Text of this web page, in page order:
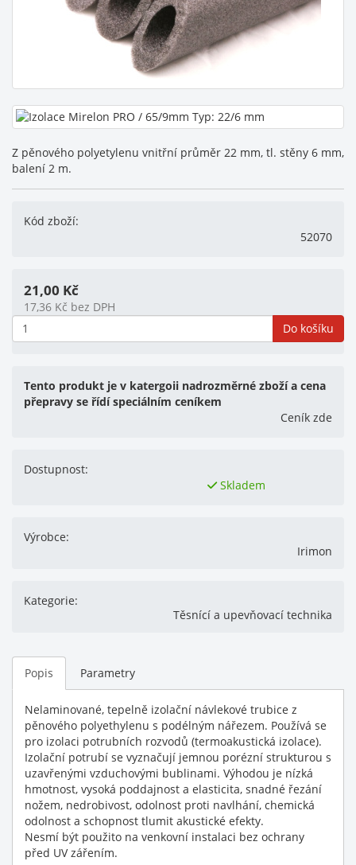
Z pěnového polyetylenu vnitřní průměr 22 mm, tl. stěny 6 mm,
balení 2 m.
Kód zboží:
52070
21,00 Kč
17,36 Kč bez DPH
Do košíku
Tento produkt je v katergoii nadrozměrné zboží a cena
přepravy se řídí speciálním ceníkem
Ceník zde
Dostupnost:
Skladem
Výrobce:
Irimon
Kategorie:
Těsnící a upevňovací technika
Popis Parametry
Nelaminované, tepelně izolační návlekové trubice z
pěnového polyethylenu s podélným nářezem. Používá se
pro izolaci potrubních rozvodů (termoakustická izolace).
Izolační potrubí se vyznačují jemnou porézní strukturou s
uzavřenými vzduchovými bublinami. Výhodou je nízká
hmotnost, vysoká poddajnost a elasticita, snadné řezání
nožem, nedrobivost, odolnost proti navlhání, chemická
odolnost a schopnost tlumit akustické efekty.
Nesmí být použito na venkovní instalaci bez ochrany
před UV zářením.